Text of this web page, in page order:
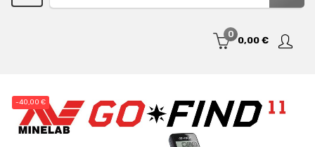
0
0,00 €
-40,00 €